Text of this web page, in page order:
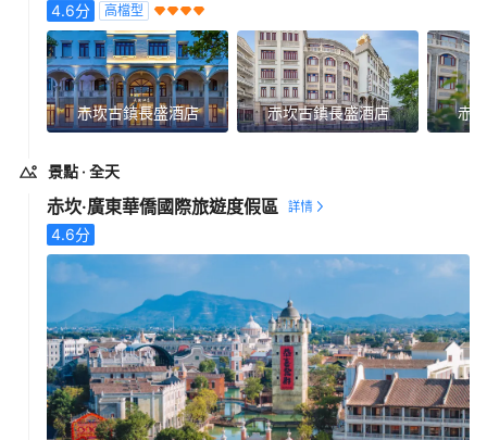
4.6分 高檔型
赤坎古鎮長盛酒店 赤坎古鎮長盛酒店 赤
景點 · 全天
赤坎·廣東華僑國際旅遊度假區
4.6分